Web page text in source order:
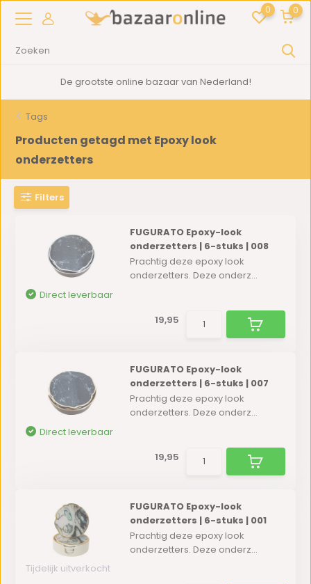
0 0
De grootste online bazaar van Nederland!
Tags
Producten getagd met Epoxy look
onderzetters
Filters
FUGURATO Epoxy-look
onderzetters | 6-stuks | 008
Prachtig deze epoxy look
onderzetters. Deze onderz...
Direct leverbaar
19,95
FUGURATO Epoxy-look
onderzetters | 6-stuks | 007
Prachtig deze epoxy look
onderzetters. Deze onderz...
Direct leverbaar
19,95
FUGURATO Epoxy-look
onderzetters | 6-stuks | 001
Prachtig deze epoxy look
onderzetters. Deze onderz...
Tijdelijk uitverkocht